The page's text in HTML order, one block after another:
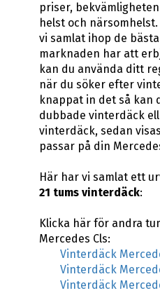
priser,
helst och
vi samlat ihop de
marknaden har att
kan du använda ditt
när du söker efter
knappat in det så kan
dubbade vinterdäck
vinterdäck, sedan
passar på din
Här har vi samlat ett
21 tums vinterdäck:
Klicka här för andra
Mercedes Cls:
Vinterdäck
Vinterdäck
Vinterdäck